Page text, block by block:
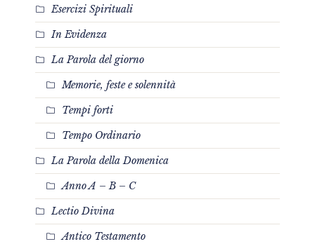
Esercizi Spirituali
In Evidenza
La Parola del giorno
Memorie, feste e solennità
Tempi forti
Tempo Ordinario
La Parola della Domenica
Anno A – B – C
Lectio Divina
Antico Testamento